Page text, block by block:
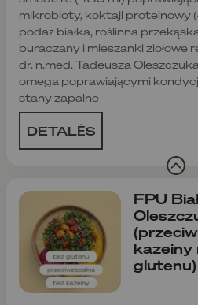
mikrobioty, koktajl proteinowy
podaż białka, roślinna
buraczany i mieszanki ziołowe
dr. n.med. Tadeusza
omega poprawiającymi
stany zapalne
DETALĖS
FPU
kazeiny
glutenu)